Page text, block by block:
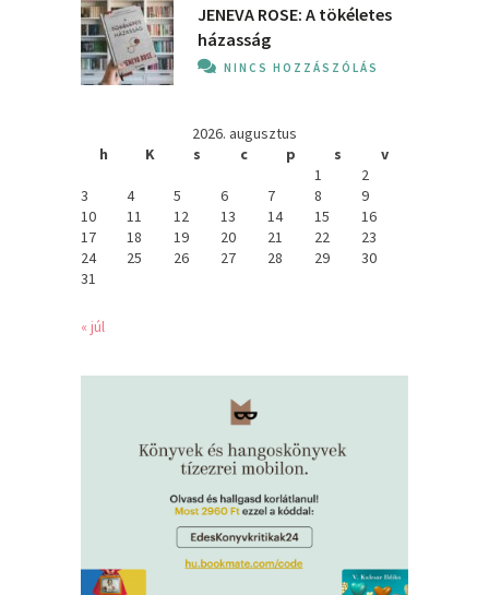
JENEVA ROSE: A ​tökéletes
házasság
NINCS HOZZÁSZÓLÁS
2026. augusztus
h
K s c p s
v
1
2
3
4 5 6 7 8
9
10
11 12 13 14 15
16
17
18 19 20 21 22
23
24
25 26 27 28 29
30
31
« júl